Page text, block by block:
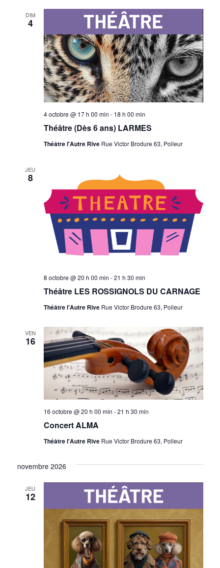
DIM
4
Théâtre (Dès 6 ans) LARMES
4 octobre @ 17 h 00 min - 18 h 00 min
Théâtre l'Autre Rive Rue Victor Brodure 63, Polleur
JEU
8
Théâtre LES ROSSIGNOLS DU CARNAGE
8 octobre @ 20 h 00 min -21 h 30 min
Théâtre l'Autre Rive Rue Victor Brodure 63, Polleur
VEN
16
Concert ALMA
16 octobre @ 20 h 00 min -21 h 30 min
Théâtre l'Autre Rive Rue Victor Brodure 63, Polleur
novembre 2026
JEU
12